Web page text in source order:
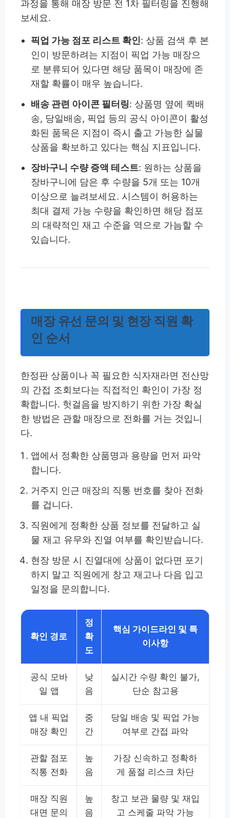
과정을 통해 매장 방문 전 1차 필터링을 진행해
보세요.
픽업 가능 점포 리스트 확인: 상품 검색 후 본
인이 방문하려는 지점이 픽업 가능 매장으
로 분류되어 있다면 해당 품목이 매장에 존
재할 확률이 매우 높습니다.
배송 관련 아이콘 필터링: 상품명 옆에 퀵배
송, 당일배송, 픽업 등의 공식 아이콘이 활성
화된 품목은 지점이 즉시 출고 가능한 실물
상품을 확보하고 있다는 핵심 지표입니다.
장바구니 수량 증액 테스트: 원하는 상품을
장바구니에 담은 후 수량을 5개 또는 10개
이상으로 늘려보세요. 시스템이 허용하는
최대 결제 가능 수량을 확인하면 해당 점포
의 대략적인 재고 수준을 역으로 가늠할 수
있습니다.
매장 유선 문의 및 현장 직원 확
인 순서
한정판 상품이나 꼭 필요한 식자재라면 전산망
의 간접 조회보다는 직접적인 확인이 가장 정
확합니다. 헛걸음을 방지하기 위한 가장 확실
한 방법은 관할 매장으로 전화를 거는 것입니
다.
앱에서 정확한 상품명과 용량을 먼저 파악
합니다.
거주지 인근 매장의 직통 번호를 찾아 전화
를 겁니다.
직원에게 정확한 상품 정보를 전달하고 실
물 재고 유무와 진열 여부를 확인받습니다.
현장 방문 시 진열대에 상품이 없다면 포기
하지 말고 직원에게 창고 재고나 다음 입고
일정을 문의합니다.
확인 경로
정
확
도
핵심 가이드라인 및 특
이사항
공식 모바
일 앱
낮
음
실시간 수량 확인 불가,
단순 참고용
앱 내 픽업
매장 확인
중
간
당일 배송 및 픽업 가능
여부로 간접 파악
관할 점포
직통 전화
높
음
가장 신속하고 정확하
게 품절 리스크 차단
매장 직원
대면 문의
높
음
창고 보관 물량 및 재입
고 스케줄 파악 가능